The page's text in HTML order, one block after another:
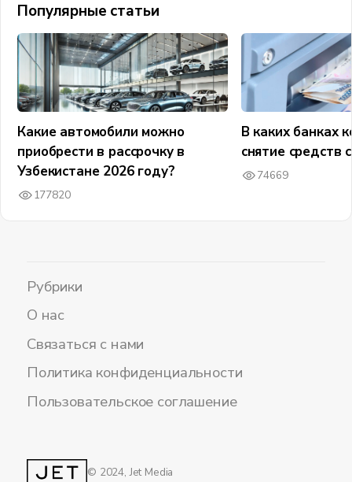
Популярные статьи
Какие автомобили можно
приобрести в рассрочку в
Узбекистане 2026 году?
177820
В каких банках
снятие средств
74669
Рубрики
О нас
Связаться с нами
Политика конфиденциальности
Пользовательское соглашение
© 2024, Jet Media